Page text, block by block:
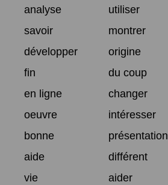
analyse
utiliser
savoir
montrer
développer
origine
fin
du coup
en ligne
changer
oeuvre
intéresser
bonne
présentation
aide
différent
vie
aider